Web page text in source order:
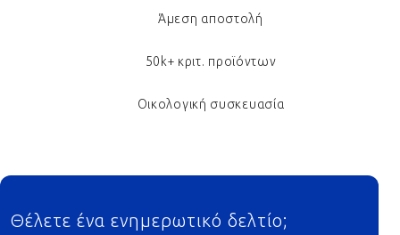
Άμεση αποστολή
50k+ κριτ. προϊόντων
Οικολογική συσκευασία
Footer
Θέλετε ένα ενημερωτικό δελτίο;